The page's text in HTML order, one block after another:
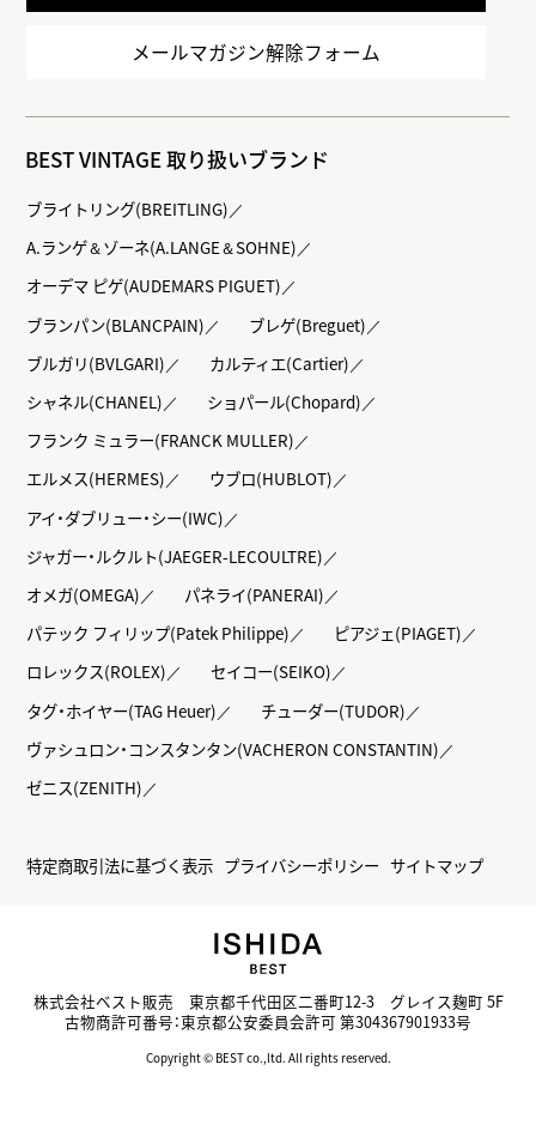
メールマガジン解除フォーム
BEST VINTAGE 取り扱いブランド
ブライトリング(BREITLING)
A.ランゲ＆ゾーネ(A.LANGE＆SOHNE)
オーデマ ピゲ(AUDEMARS PIGUET)
ブランパン(BLANCPAIN)
ブレゲ(Breguet)
ブルガリ(BVLGARI)
カルティエ(Cartier)
シャネル(CHANEL)
ショパール(Chopard)
フランク ミュラー(FRANCK MULLER)
エルメス(HERMES)
ウブロ(HUBLOT)
アイ・ダブリュー・シー(IWC)
ジャガー・ルクルト(JAEGER-LECOULTRE)
オメガ(OMEGA)
パネライ(PANERAI)
パテック フィリップ(Patek Philippe)
ピアジェ(PIAGET)
ロレックス(ROLEX)
セイコー(SEIKO)
タグ・ホイヤー(TAG Heuer)
チューダー(TUDOR)
ヴァシュロン・コンスタンタン(VACHERON CONSTANTIN)
ゼニス(ZENITH)
特定商取引法に基づく表示 プライバシーポリシー サイトマップ
株式会社ベスト販売 東京都千代田区二番町12-3 グレイス麹町 5F
古物商許可番号：東京都公安委員会許可 第304367901933号
Copyright © BEST co.,ltd. All rights reserved.